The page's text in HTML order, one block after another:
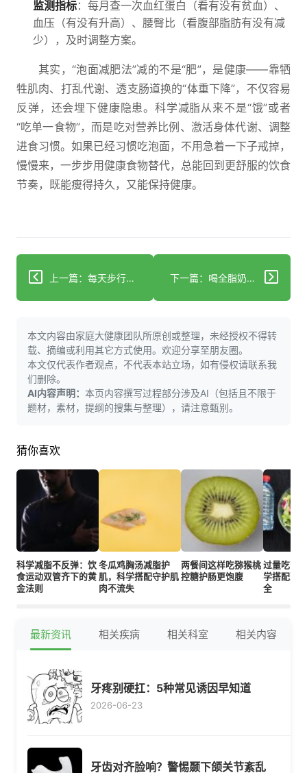
监测指标：每月查一次血红蛋白（看有没有贫血）、
血压（有没有升高）、腰臀比（看腹部脂肪有没有减
少），及时调整方案。
其实，“泡面减肥法”减的不是“肥”，是健康——靠牺
牲肌肉、打乱代谢、透支肠道换的“体重下降”，不仅容易
反弹，还会埋下健康隐患。科学减脂从来不是“饿”或者
“吃单一食物”，而是吃对营养比例、激活身体代谢、调整
进食习惯。如果已经习惯吃泡面，不用急着一下子戒掉，
慢慢来，一步步用健康食物替代，总能回到更舒服的饮食
节奏，既能瘦得持久，又能保持健康。
上一篇：每天步行多久能帮你健康瘦身？ 下一篇：喝全脂奶粉会胖吗？解析能量平衡的科学机制
本文内容由家庭大健康团队所原创或整理，未经授权不得转
载、摘编或利用其它方式使用。欢迎分享至朋友圈。
本文仅代表作者观点，不代表本站立场，如有侵权请联系我
们删除。
AI内容声明： 本页内容撰写过程部分涉及AI（包括且不限于
题材，素材，提纲的搜集与整理），请注意甄别。
猜你喜欢
科学减脂不反弹：饮
食运动双管齐下的黄
金法则
冬瓜鸡胸汤减脂护
肌，科学搭配守护肌
肉不流失
两餐间这样吃猕猴桃
控糖护肠更饱腹
过量吃苦
学搭配减
全
最新资讯 相关疾病 相关科室 相关内容
牙疼别硬扛：5种常见诱因早知道
2026-06-23
牙齿对齐脸响？警惕颞下颌关节紊乱